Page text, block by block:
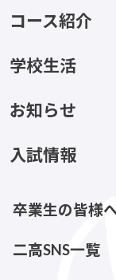
コース紹介
学校生活
お知らせ
入試情報
卒業生の皆様
二高SNS一覧